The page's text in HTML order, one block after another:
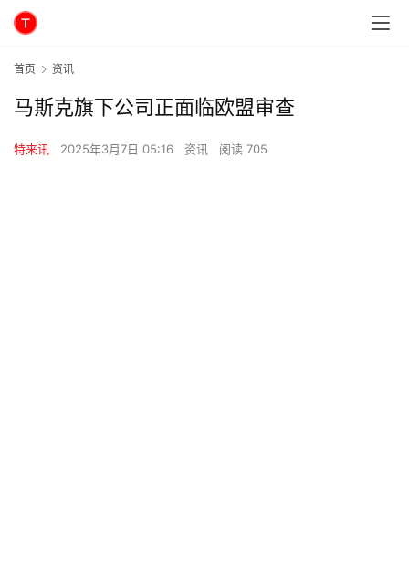
首页 资讯
马斯克旗下公司正面临欧盟审查
特来讯 2025年3月7日 05:16 资讯 阅读 705